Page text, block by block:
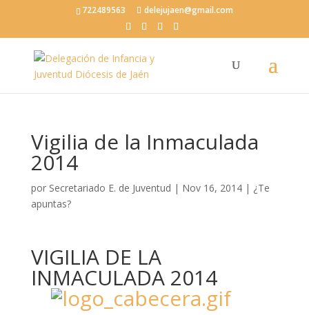
722489563 delejujaen@gmail.com
Vigilia de la Inmaculada
2014
por Secretariado E. de Juventud | Nov 16, 2014| ¿Te
apuntas?
VIGILIA DE LA
INMACULADA 2014